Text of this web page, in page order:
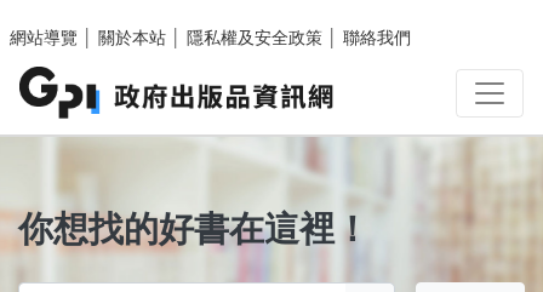
網站導覽
關於本站 隱私權及安全政策 聯絡我們
你想找的好書在這裡！